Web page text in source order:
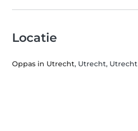
Locatie
Oppas in Utrecht, Utrecht, Utrecht